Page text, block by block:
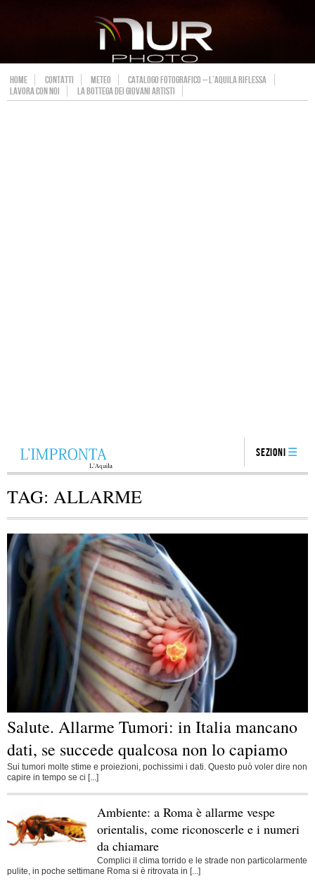
HOME CONTATTI METEO
CATALOGO FOTOGRAFICO – L’AQUILA RIFLESSA
LAVORA CON NOI
LA BOTTEGA DEI GIOVANI ARTISTI
Sezioni
TAG: ALLARME
Salute. Allarme Tumori: in Italia mancano
dati, se succede qualcosa non lo capiamo
Sui tumori molte stime e proiezioni, pochissimi i dati. Questo può voler dire non
capire in tempo se ci [...]
Ambiente: a Roma è allarme vespe
orientalis, come riconoscerle e i numeri
da chiamare
Complici il clima torrido e le strade non particolarmente
pulite, in poche settimane Roma si è ritrovata in [...]